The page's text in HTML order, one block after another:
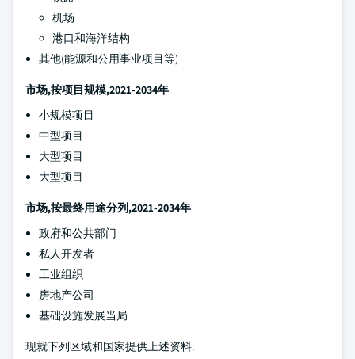
机场
港口和海洋结构
其他(能源和公用事业项目等)
市场,按项目规模,2021-2034年
小规模项目
中型项目
大型项目
大型项目
市场,按最终用途分列,2021-2034年
政府和公共部门
私人开发者
工业组织
房地产公司
基础设施发展当局
现就下列区域和国家提供上述资料: